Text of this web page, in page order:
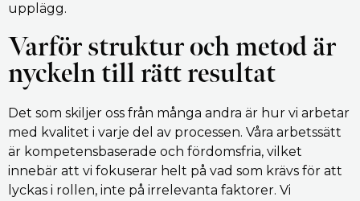
upplägg.
Varför struktur och metod är
nyckeln till rätt resultat
Det som skiljer oss från många andra är hur vi arbetar
med kvalitet i varje del av processen. Våra arbetssätt
är kompetensbaserade och fördomsfria, vilket
innebär att vi fokuserar helt på vad som krävs för att
lyckas i rollen, inte på irrelevanta faktorer. Vi